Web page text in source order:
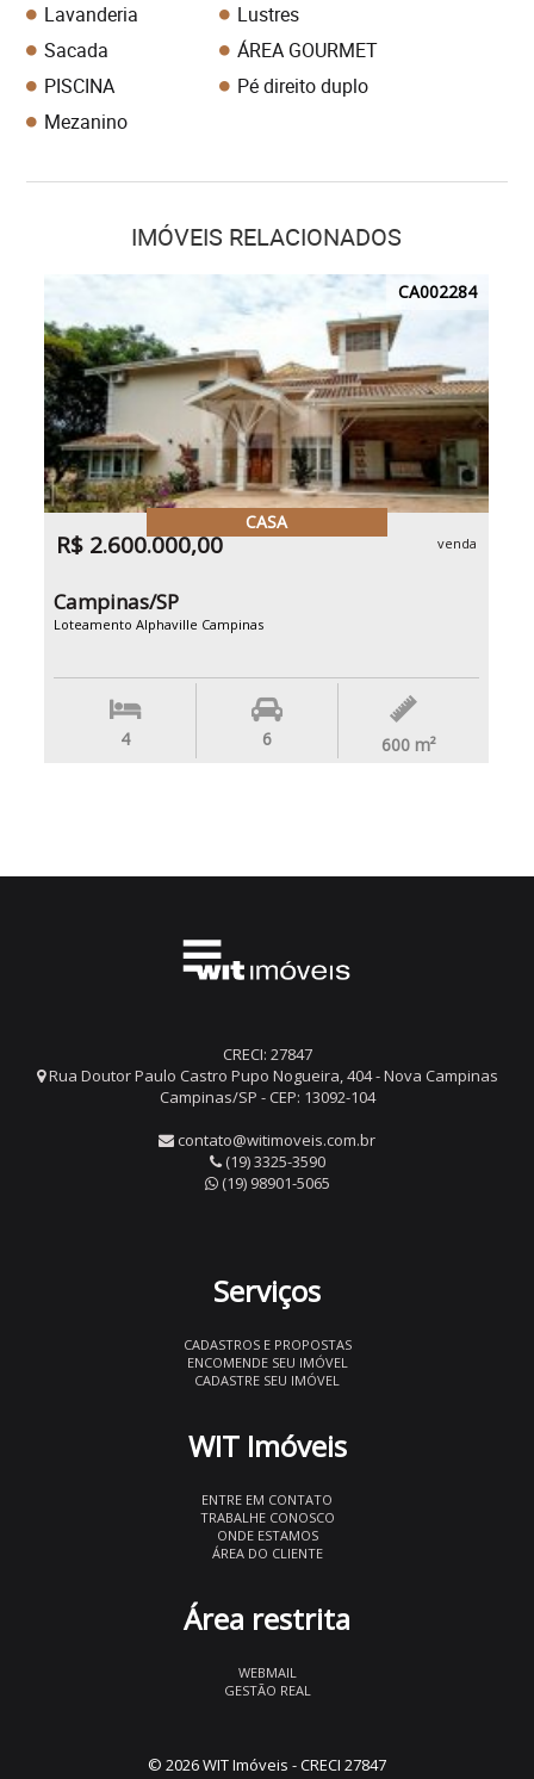
Lavanderia
Lustres
Sacada
ÁREA GOURMET
PISCINA
Pé direito duplo
Mezanino
IMÓVEIS RELACIONADOS
CA002284
CASA
R$ 2.600.000,00 venda
Campinas/SP
Loteamento Alphaville Campinas
4 6 600 m²
CRECI: 27847
Rua Doutor Paulo Castro Pupo Nogueira, 404 - Nova Campinas
Campinas/SP - CEP: 13092-104
contato@witimoveis.com.br
(19) 3325-3590
(19) 98901-5065
Serviços
CADASTROS E PROPOSTAS
ENCOMENDE SEU IMÓVEL
CADASTRE SEU IMÓVEL
WIT Imóveis
ENTRE EM CONTATO
TRABALHE CONOSCO
ONDE ESTAMOS
ÁREA DO CLIENTE
Área restrita
WEBMAIL
GESTÃO REAL
© 2026 WIT Imóveis - CRECI 27847